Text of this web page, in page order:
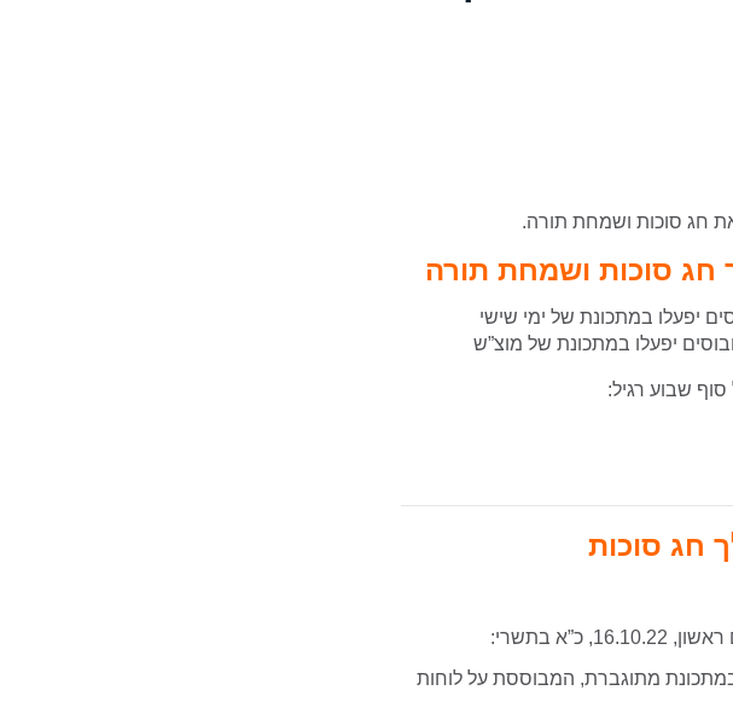
חג סוכות ושמחת תורה.
חג סוכות ושמחת תורה
שבוע רגיל:
חג סוכות
בין השעות 06:00 – 15:00 (בקירוב) במתכונת מתוגברת, המבוססת על לוחות